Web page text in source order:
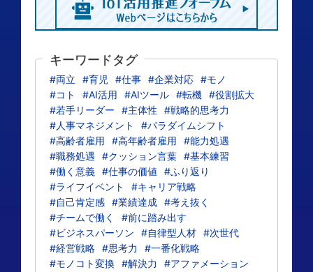
キーワードタグ
#両立 #育児 #仕事 #企業対応 #モノ
#コト
#AI活用 #AIツール #転機 #役割拡大
#若手リーダー
#主体性
#戦略的思考力
#人事マネジメント
#パラダイムシフト
#高齢者雇用
#高年齢者雇用
#能力処遇
#職務処遇
#クッション言葉 #基本練習
#働く意義 #仕事の価値
#ふり返り
#ライフイベント
#キャリア戦略
#自己肯定感 #業績達成 #考え抜く
#チームで働く
#前に踏み出す
#ビジネスパーソン
#自律型人材 #次世代
#経営戦略 #思考力
#一番化戦略
#モノコト変換 #解決力
#アファメーション